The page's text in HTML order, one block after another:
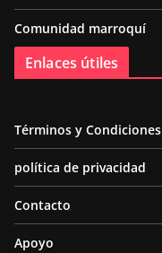
Comunidad marroquí
Enlaces útiles
Términos y Condiciones
política de privacidad
Contacto
Apoyo